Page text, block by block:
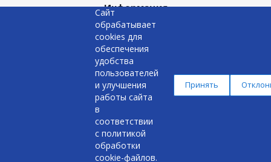
Информация
Доставка и оплата
Сервисные центры
Замена и возврат
+375 29 637 38 88
Сайт
обрабатывает
cookies для
обеспечения
удобства
пользователей
и улучшения
работы сайта
в
соответствии
с политикой
обработки
cookie-файлов.
Принять